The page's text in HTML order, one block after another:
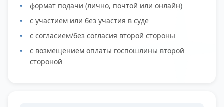
формат подачи (лично, почтой или онлайн)
с участием или без участия в суде
с согласием/без согласия второй стороны
с возмещением оплаты госпошлины второй
стороной